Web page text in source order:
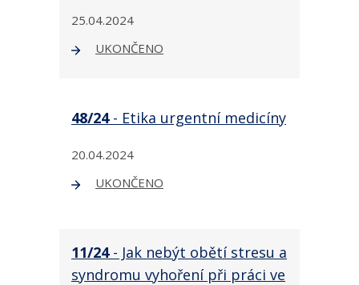
25.04.2024
UKONČENO
48/24- Etika urgentní medicíny
20.04.2024
UKONČENO
11/24- Jak nebýt obětí stresu a
syndromu vyhoření při práci ve